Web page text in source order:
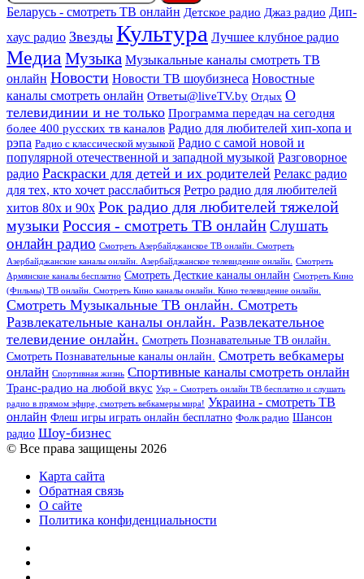
Беларусь - смотреть ТВ онлайн Детское радио Джаз радио Дип-
хаус радио Звезды Культура Лучшее клубное радио
Медиа Музыка Музыкальные каналы смотреть ТВ
онлайн Новости Новости ТВ шоубизнеса Новостные
каналы смотреть онлайн Ответы@liveTV.by Отдых О
телевидинии и не только Программа передач на сегодня
более 400 русских тв каналов Радио для любителей хип-хопа и
рэпа Радио с классической музыкой Радио с самой новой и
популярной отечественной и западной музыкой Разговорное
радио Раскраски для детей и их родителей Релакс радио
для тех, кто хочет расслабиться Ретро радио для любителей
хитов 80х и 90х Рок радио для любителей тяжелой
музыкиРоссия - смотреть ТВ онлайнСлушать
онлайн радио Смотреть Азербайджанское ТВ онлайн. Смотреть
Азербайджанские каналы онлайн. Азербайджанское телевидение онлайн.
Смотреть
Армянские каналы бесплатно Смотреть Десткие каналы онлайн Смотреть Кино
(Фильмы) ТВ онлайн. Смотреть Кино каналы онлайн. Кино телевидение онлайн.
Смотреть Музыкальные ТВ онлайн. Смотреть
Развлекательные каналы онлайн. Развлекательное
телевидение онлайн. Смотреть Познавательные ТВ онлайн.
Смотреть Познавательные каналы онлайн. Смотреть вебкамеры
онлайн Спортивная жизнь Спортивные каналы смотреть онлайн
Транс-радио на любой вкус Укр » Смотреть онлайн ТВ бесплатно и слушать
радио в прямом эфире, смотреть вебкамеры мира! Украина - смотреть ТВ
онлайн Флеш игры играть онлайн бесплатно Фолк радио Шансон
радио Шоу-бизнес
© Все права защищены 2026
Карта сайта
Обратная связь
О сайте
Политика конфиденциальности